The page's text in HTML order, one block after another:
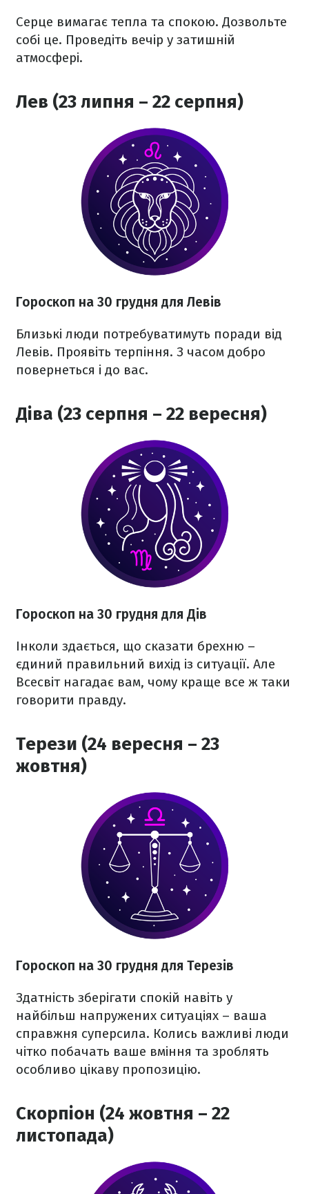
Серце вимагає тепла та спокою. Дозвольте
собі це. Проведіть вечір у затишній
атмосфері.
Лев (23 липня – 22 серпня)
Гороскоп на 30 грудня для Левів
Близькі люди потребуватимуть поради від
Левів. Проявіть терпіння. З часом добро
повернеться і до вас.
Діва (23 серпня – 22 вересня)
Гороскоп на 30 грудня для Дів
Інколи здається, що сказати брехню –
єдиний правильний вихід із ситуації. Але
Всесвіт нагадає вам, чому краще все ж таки
говорити правду.
Терези (24 вересня – 23
жовтня)
Гороскоп на 30 грудня для Терезів
Здатність зберігати спокій навіть у
найбільш напружених ситуаціях – ваша
справжня суперсила. Колись важливі люди
чітко побачать ваше вміння та зроблять
особливо цікаву пропозицію.
Скорпіон (24 жовтня – 22
листопада)